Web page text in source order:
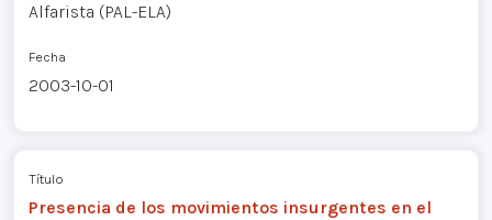
Alfarista (PAL-ELA)
Fecha
2003-10-01
Título
Presencia de los movimientos insurgentes en el